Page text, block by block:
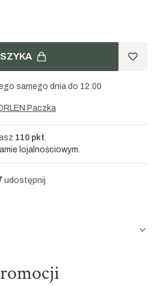
samego dnia do 12:00
Paczka
110 pkt
lojalnościowym.
udostępnij